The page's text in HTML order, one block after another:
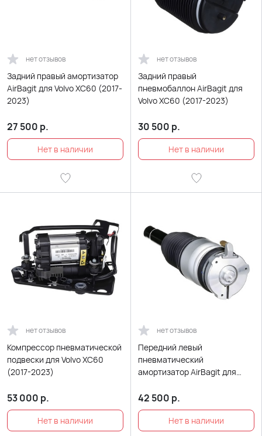
нет отзывов
Задний правый амортизатор
AirBagit для Volvo XC60 (2017-
2023)
27 500 р.
нет отзывов
Задний правый
пневмобаллон AirBagit для
Volvo XC60 (2017-2023)
30 500 р.
нет отзывов
Компрессор пневматической
подвески для Volvo XC60
(2017-2023)
53 000 р.
нет отзывов
Передний левый
пневматический
амортизатор AirBagit для
42 500 р.